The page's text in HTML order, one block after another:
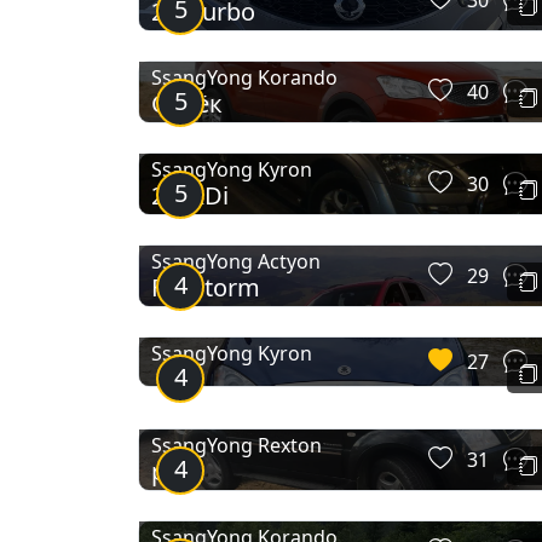
5
2.0 Turbo
5
SsangYong Korando
Санёк 40
5
SsangYong Kyron
2.0 XDi 30
4
SsangYong Actyon
Firestorm 29
4
SsangYong Kyron 27
4
SsangYong Rexton
рекс 31